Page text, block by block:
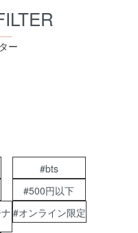
ー
#bts
#500円以下
#オンライン限定